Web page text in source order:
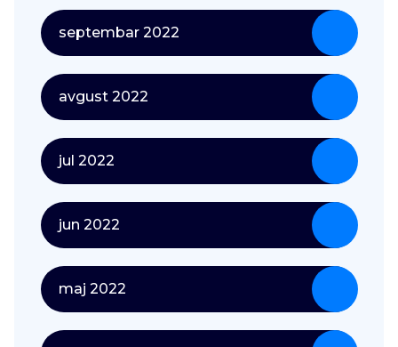
septembar 2022
avgust 2022
jul 2022
jun 2022
maj 2022